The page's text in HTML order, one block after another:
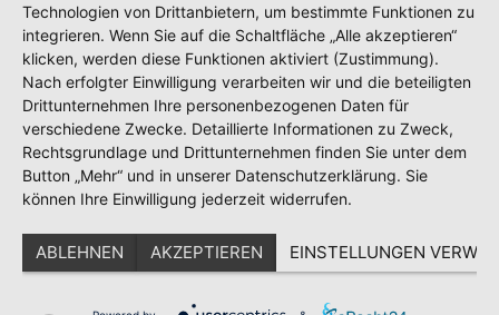
Technologien von Drittanbietern, um bestimmte Funktionen zu
integrieren. Wenn Sie auf die Schaltfläche „Alle akzeptieren“
klicken, werden diese Funktionen aktiviert (Zustimmung).
Nach erfolgter Einwilligung verarbeiten wir und die beteiligten
Drittunternehmen Ihre personenbezogenen Daten für
verschiedene Zwecke. Detaillierte Informationen zu Zweck,
Rechtsgrundlage und Drittunternehmen finden Sie unter dem
Button „Mehr“ und in unserer Datenschutzerklärung. Sie
können Ihre Einwilligung jederzeit widerrufen.
ABLEHNEN AKZEPTIEREN EINSTELLUNGEN